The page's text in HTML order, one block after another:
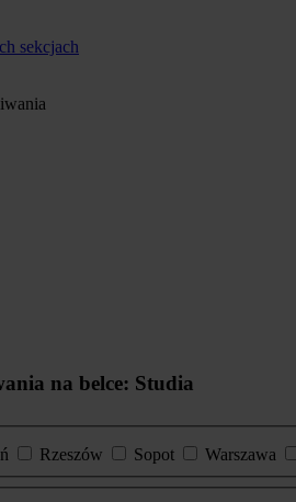
sekcjach
na belce: Studia
Rzeszów Sopot Warszawa